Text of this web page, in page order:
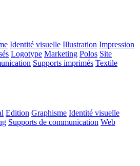
Identité visuelle Illustration Impression
Logotype Marketing Polos Site
Supports imprimés Textile
Edition Graphisme Identité visuelle
Supports de communication Web